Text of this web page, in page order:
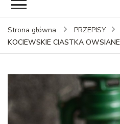
Strona główna PRZEPISY
KOCIEWSKIE CIASTKA OWSIANE